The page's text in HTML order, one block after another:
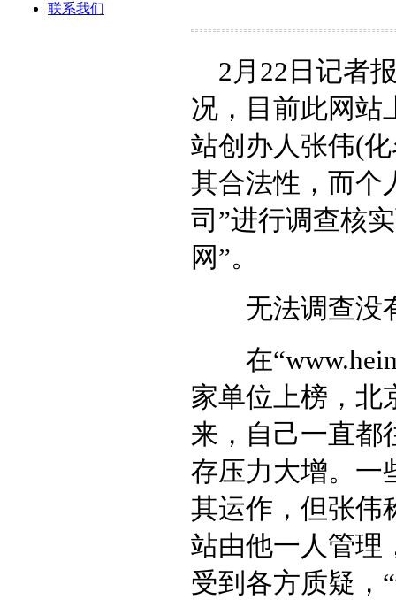
联系我们
2月22日记者
况，目前此网站
站创办人张伟(
其合法性，而个
司”进行调查核
网”。
无法调查没
在
家单位上榜，北
来，自己一直都
存压力大增。一
其运作，但张伟
站由他一人管理
受到各方质疑，